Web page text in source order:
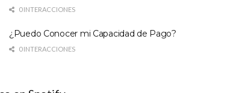
0 INTERACCIONES
¿Puedo Conocer mi Capacidad de Pago?
0 INTERACCIONES